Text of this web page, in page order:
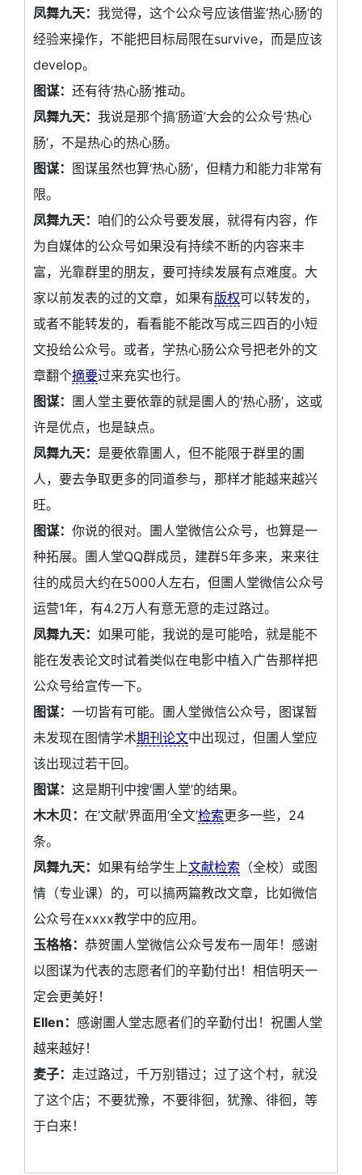
凤舞九天： 我觉得，这个公众号应该借鉴‘热心肠’的
经验来操作，不能把目标局限在survive，而是应该
develop。
图谋： 还有待‘热心肠’推动。
凤舞九天： 我说是那个搞‘肠道’大会的公众号‘热心
肠’，不是热心的热心肠。
图谋： 图谋虽然也算‘热心肠’，但精力和能力非常有
限。
凤舞九天： 咱们的公众号要发展，就得有内容，作
为自媒体的公众号如果没有持续不断的内容来丰
富，光靠群里的朋友，要可持续发展有点难度。大
家以前发表的过的文章，如果有版权可以转发的，
或者不能转发的，看看能不能改写成三四百的小短
文投给公众号。或者，学热心肠公众号把老外的文
章翻个摘要过来充实也行。
图谋： 圕人堂主要依靠的就是圕人的‘热心肠’，这或
许是优点，也是缺点。
凤舞九天： 是要依靠圕人，但不能限于群里的圕
人，要去争取更多的同道参与，那样才能越来越兴
旺。
图谋： 你说的很对。圕人堂微信公众号，也算是一
种拓展。圕人堂QQ群成员，建群5年多来，来来往
往的成员大约在5000人左右，但圕人堂微信公众号
运营1年，有4.2万人有意无意的走过路过。
凤舞九天： 如果可能，我说的是可能哈，就是能不
能在发表论文时试着类似在电影中植入广告那样把
公众号给宣传一下。
图谋： 一切皆有可能。圕人堂微信公众号，图谋暂
未发现在图情学术期刊论文中出现过，但圕人堂应
该出现过若干回。
图谋： 这是期刊中搜‘圕人堂’的结果。
木木贝： 在‘文献’界面用‘全文’检索更多一些，24
条。
凤舞九天： 如果有给学生上文献检索 （全校）或图
情（专业课）的，可以搞两篇教改文章，比如微信
公众号在xxxx教学中的应用。
玉格格： 恭贺圕人堂微信公众号发布一周年！感谢
以图谋为代表的志愿者们的辛勤付出！相信明天一
定会更美好！
Ellen： 感谢圕人堂志愿者们的辛勤付出！祝圕人堂
越来越好！
麦子： 走过路过，千万别错过；过了这个村，就没
了这个店；不要犹豫，不要徘徊，犹豫、徘徊，等
于白来！